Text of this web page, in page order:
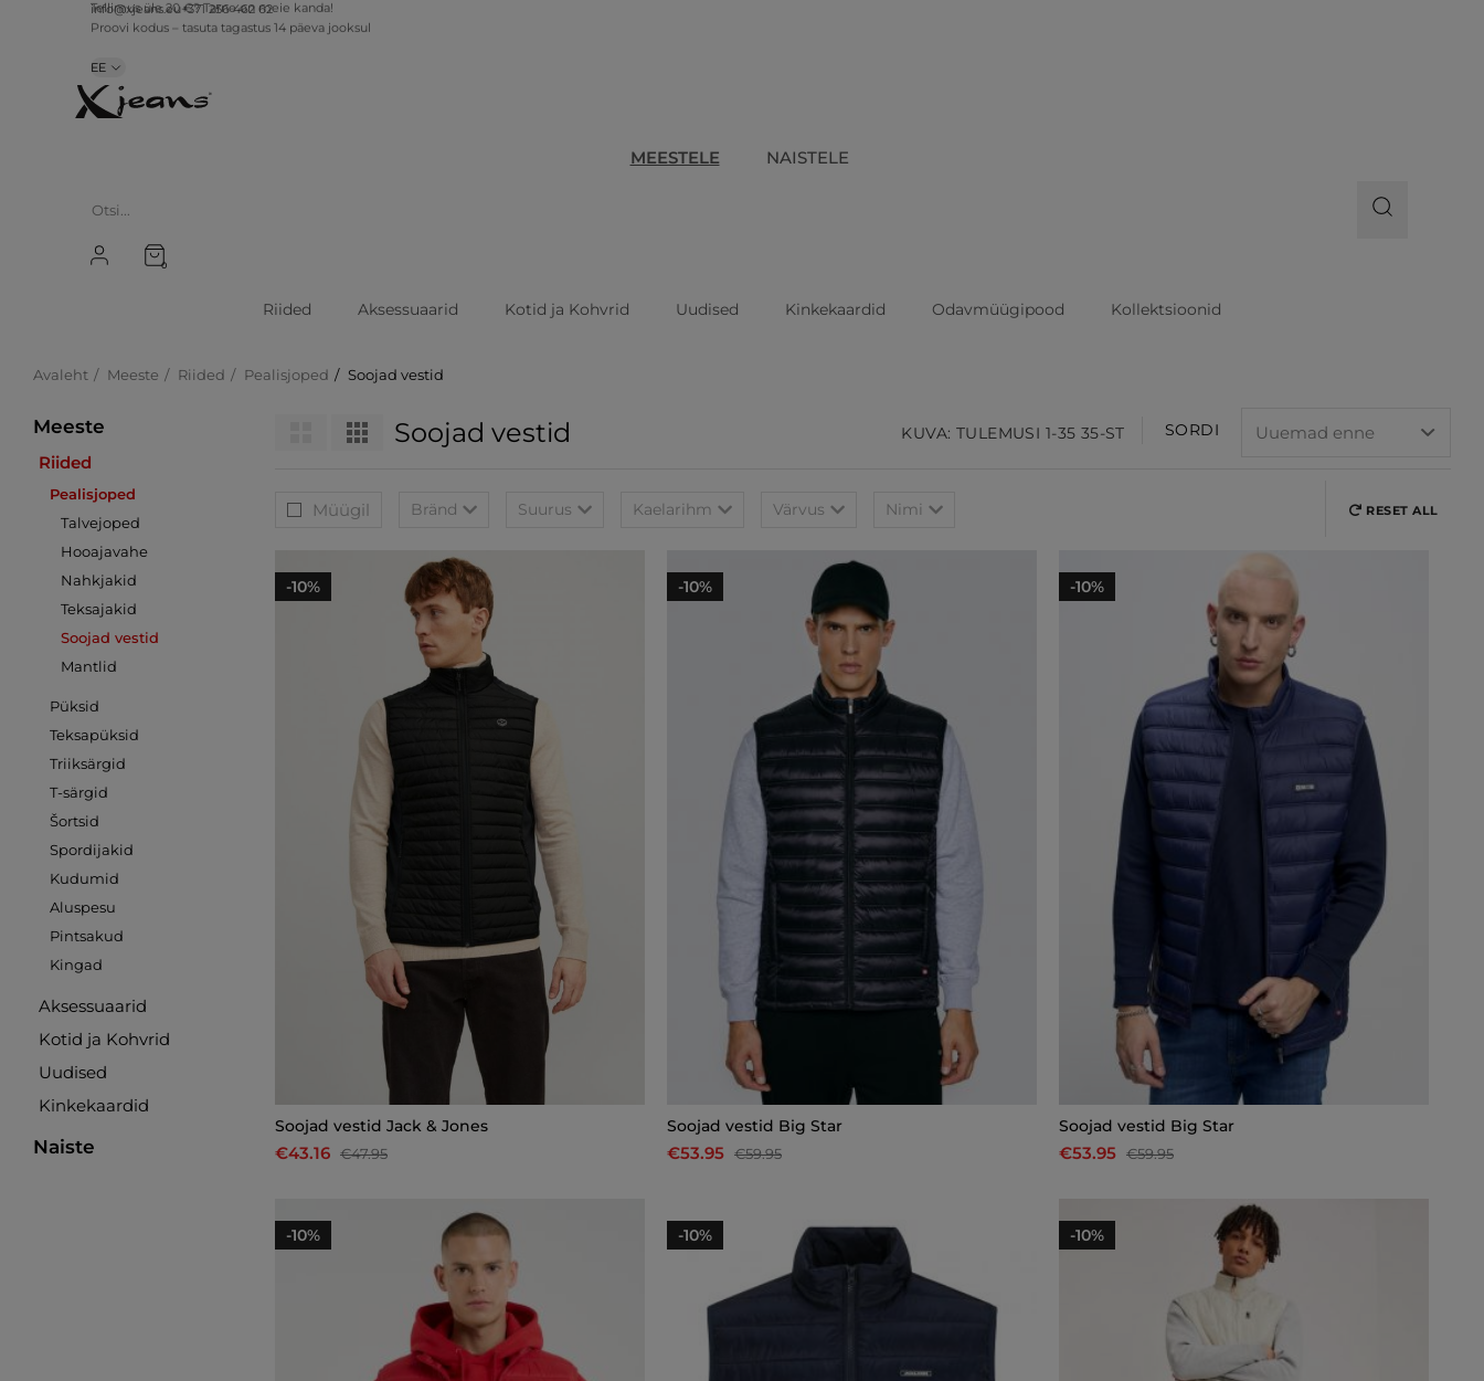
info@xjeans.eu+371 256 462 62
Tellimus üle 20 €? Tarne on meie kanda!
EE
MEESTELE NAISTELE
0
Riided Aksessuaarid Kotid ja Kohvrid Uudised Kinkekaardid Odavmüügipood Kollektsioonid
Avaleht Meeste Riided Pealisjoped Soojad vestid
Meeste
Riided
Pealisjoped
Talvejoped
Hooajavahe
Nahkjakid
Teksajakid
Soojad vestid
Mantlid
Püksid
Teksapüksid
Triiksärgid
T-särgid
Šortsid
Spordijakid
Kudumid
Aluspesu
Pintsakud
Kingad
Aksessuaarid
Kotid ja Kohvrid
Uudised
Kinkekaardid
Naiste
Soojad vestid KUVA: TULEMUSI 1-35 35-ST SORDI
Müügil Bränd Suurus Kaelarihm Värvus Nimi RESET ALL
-10%
Soojad vestid Jack & Jones
€43.16 €47.95
-10%
Soojad vestid Big Star
€53.95 €59.95
-10%
Soojad vestid Big Star
€53.95 €59.95
-10% -10% -10%